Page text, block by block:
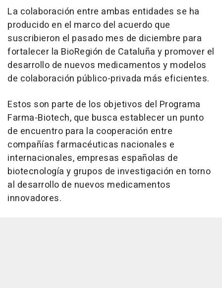
La colaboración entre ambas entidades se ha
producido en el marco del acuerdo que
suscribieron el pasado mes de diciembre para
fortalecer la BioRegión de Cataluña y promover el
desarrollo de nuevos medicamentos y modelos
de colaboración público-privada más eficientes.
Estos son parte de los objetivos del Programa
Farma-Biotech, que busca establecer un punto
de encuentro para la cooperación entre
compañías farmacéuticas nacionales e
internacionales, empresas españolas de
biotecnología y grupos de investigación en torno
al desarrollo de nuevos medicamentos
innovadores.